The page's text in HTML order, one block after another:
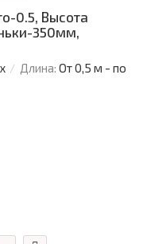
0.5, Высота
350мм,
Длина: От 0,5 м - по